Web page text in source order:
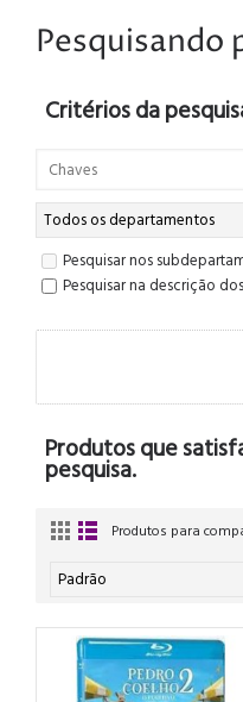
Pesquisando
Critérios da
Pesquisar nos
Pesquisar na descrição
Produtos que
pesquisa.
Produtos para